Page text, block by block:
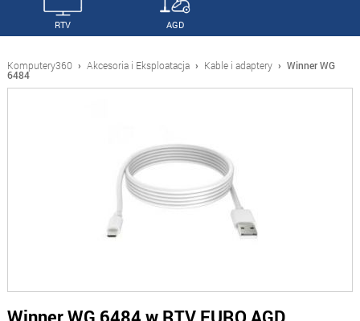
RTV AGD
Komputery360 › Akcesoria i Eksploatacja › Kable i adaptery › Winner WG
6484